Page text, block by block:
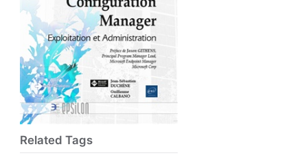
Related Tags